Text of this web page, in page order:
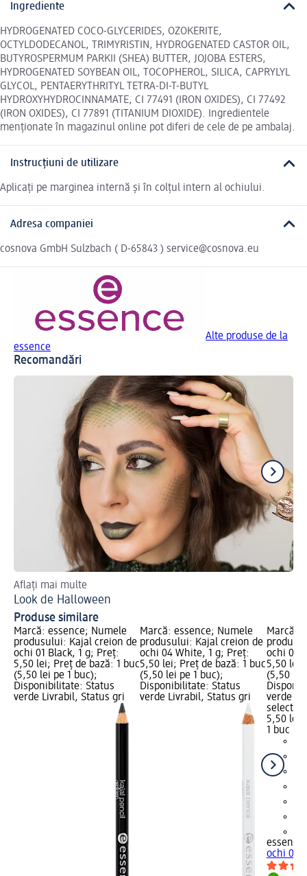
Ingrediente
HYDROGENATED COCO-GLYCERIDES, OZOKERITE,
OCTYLDODECANOL, TRIMYRISTIN, HYDROGENATED CASTOR OIL,
BUTYROSPERMUM PARKII (SHEA) BUTTER, JOJOBA ESTERS,
HYDROGENATED SOYBEAN OIL, TOCOPHEROL, SILICA, CAPRYLYL
GLYCOL, PENTAERYTHRITYL TETRA-DI-T-BUTYL
HYDROXYHYDROCINNAMATE, CI 77491 (IRON OXIDES), CI 77492
(IRON OXIDES), CI 77891 (TITANIUM DIOXIDE). Ingredientele
menționate în magazinul online pot diferi de cele de pe ambalaj.
Instrucțiuni de utilizare
Aplicați pe marginea internă și în colțul intern al ochiului.
Adresa companiei
cosnova GmbH Sulzbach ( D-65843 ) service@cosnova.eu
Alte produse de la
essence
Recomandări
Aflați mai multe
Look de Halloween
Produse similare
Marcă: essence; Numele
produsului: Kajal creion de
ochi 01 Black, 1 g; Preț:
5,50 lei; Preț de bază: 1 buc
(5,50 lei pe 1 buc);
Disponibilitate: Status
verde Livrabil, Status gri
Marcă: essence; Numele
produsului: Kajal creion de
ochi 04 White, 1 g; Preț:
5,50 lei; Preț de bază: 1 buc
(5,50 lei pe 1 buc);
Disponibilitate: Status
verde Livrabil, Status gri
Marcă:
ochi 08
5,50 lei;
(5,50 lei
verde
5,50 lei
1 buc
essence
ochi 08